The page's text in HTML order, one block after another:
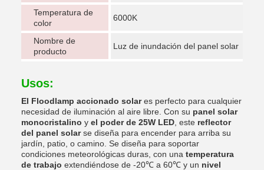
Temperatura de
color
6000K
Nombre de
producto
Luz de inundación del panel solar
Usos:
El Floodlamp accionado solares perfecto para cualquier
necesidad de iluminación al aire libre. Con su panel solar
monocristalino y el poder de 25W LED , este reflector
del panel solarse diseña para encender para arriba su
jardín, patio, o camino. Se diseña para soportar
condiciones meteorológicas duras, con una temperatura
de trabajo extendiéndose de -20℃ a 60℃ y un nivel